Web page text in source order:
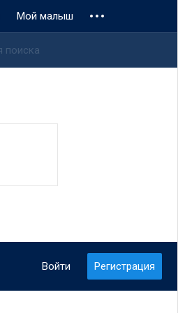
Мой малыш
Войти Регистрация